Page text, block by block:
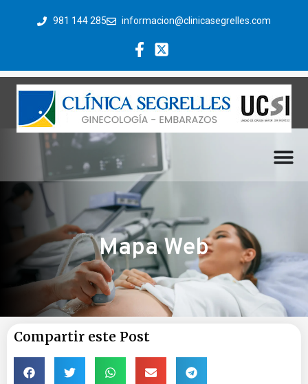
981 144 285 informacion@clinicasegrelles.com
Mapa Web
Compartir este Post